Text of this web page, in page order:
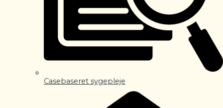
Casebaseret sygepleje